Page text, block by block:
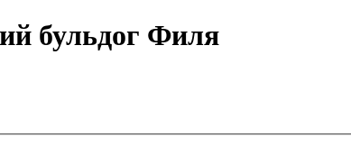
бульдог Филя